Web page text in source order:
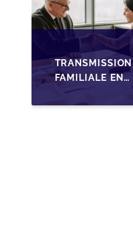
TRANSMISSION
FAMILIALE EN
WALLONIE :
NOUVELLES